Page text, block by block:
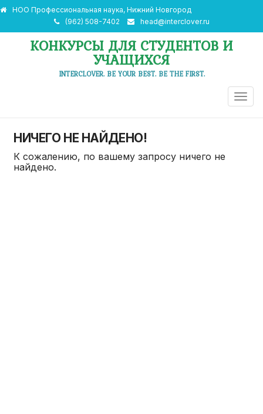
НОО Профессиональная наука, Нижний Новгород
(962) 508-7402
head@interclover.ru
КОНКУРСЫ ДЛЯ СТУДЕНТОВ И
УЧАЩИХСЯ
INTERCLOVER. BE YOUR BEST. BE THE FIRST.
НИЧЕГО НЕ НАЙДЕНО!
К сожалению, по вашему запросу ничего не
найдено.